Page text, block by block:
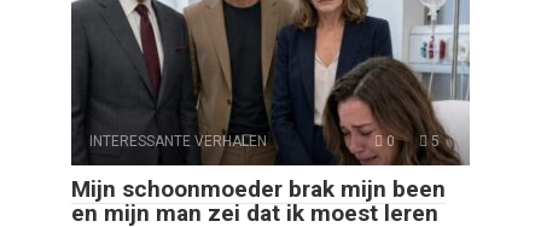
INTERESSANTE VERHALEN 0 5
Mijn schoonmoeder brak mijn been
en mijn man zei dat ik moest leren